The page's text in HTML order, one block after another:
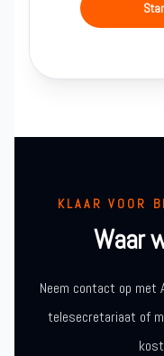
KLAAR VOOR
Waar
Neem contact op met
telesecretariaat of